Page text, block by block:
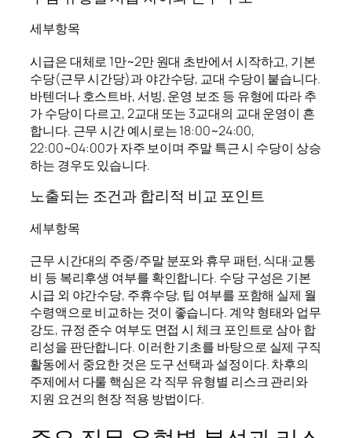
세부항목
시급은 대체로 1만~2만 원대 초반에서 시작하고, 기본
수당(근무 시간당)과 야간수당, 교대 수당이 붙습니다.
바텐더나 호스트바, 서빙, 운영 보조 등 유형에 따라 추
가 수당이 다르고, 2교대 또는 3교대의 교대 운영이 흔
합니다. 근무 시간 예시로는 18:00~24:00,
22:00~04:00가 자주 보이며 주말 특근 시 수당이 상승
하는 경우도 있습니다.
노출되는 조건과 합리적 비교 포인트
세부항목
근무 시간대의 주중/주말 분포와 휴무 패턴, 식대·교통
비 등 복리후생 여부를 확인합니다. 수당 구성은 기본
시급 외 야간수당, 주휴수당, 팁 여부를 포함해 실제 월
수령액으로 비교하는 것이 좋습니다. 계약 형태와 업무
강도, 규정 준수 여부도 면접 시 체크 포인트로 삼아 합
리성을 판단합니다. 이러한 기초를 바탕으로 실제 구직
활동에서 중요한 것은 도구 선택과 설정이다. 차후의
주제에서 다룰 핵심은 각 직무 유형별 리스크 관리와
지원 요건의 현장 적용 방법이다.